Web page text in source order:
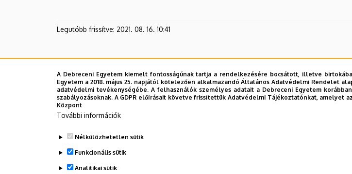
Legutóbb frissítve: 2021. 08. 16. 10:41
A Debreceni Egyetem kiemelt fontosságúnak tartja a rendelkezésére bocsátott, illetve
Egyetem a 2018. május 25. napjától kötelezően alkalmazandó Általános Adatvédelmi Rendelet
adatvédelmi tevékenységébe. A felhasználók személyes adatait a Debreceni Egyetem
szabályozásoknak. A GDPR előírásait követve frissítettük Adatvédelmi Tájékoztatónkat, amelyet
Központ
További információk
Nélkülözhetetlen sütik
Funkcionális sütik
Analitikai sütik